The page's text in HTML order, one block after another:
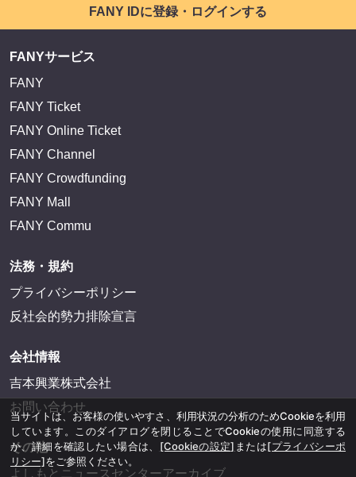
FANY IDに登録・ログインする
FANYサービス
FANY
FANY Ticket
FANY Online Ticket
FANY Channel
FANY Crowdfunding
FANY Mall
FANY Commu
法務・規約
プライバシーポリシー
反社会的勢力排除宣言
会社情報
吉本興業株式会社
お問い合わせ
その他
よしもとニュースセンターアーカイブ
当サイトは、お客様の使いやすさ、利用状況の分析のためCookieを利用
しています。このダイアログを閉じることでCookieの使用に同意する
か、詳細を確認したい場合は、 [Cookieの設定] または[プライバシーポ
リシー]をご参照ください。